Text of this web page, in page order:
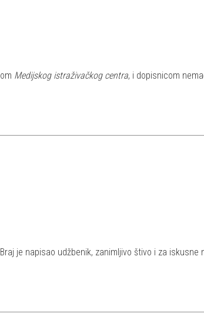
Medijskog istraživačkog centra, i dopisnicom
je napisao udžbenik, zanimljivo štivo i za iskusne